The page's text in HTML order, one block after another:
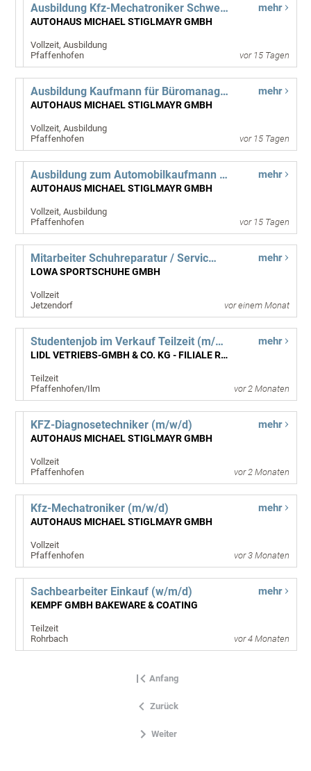
Ausbildung Kfz-Mechatroniker Schwerpunkt Karosserietechnik (m/w/d) Start 01.09.2027
AUTOHAUS MICHAEL STIGLMAYR GMBH
Vollzeit, Ausbildung
Pfaffenhofen
mehr
vor 15 Tagen
Ausbildung Kaufmann für Büromanagement (m/w/d) Start 01.09.2027
AUTOHAUS MICHAEL STIGLMAYR GMBH
Vollzeit, Ausbildung
Pfaffenhofen
mehr
vor 15 Tagen
Ausbildung zum Automobilkaufmann (m/w/d) - für Start 01.09.2027
AUTOHAUS MICHAEL STIGLMAYR GMBH
Vollzeit, Ausbildung
Pfaffenhofen
mehr
vor 15 Tagen
Mitarbeiter Schuhreparatur / Servicearbeiten / Neubesohlung (m/w/d)
LOWA SPORTSCHUHE GMBH
Vollzeit
Jetzendorf
mehr
vor einem Monat
Studentenjob im Verkauf Teilzeit (m/w/d)
LIDL VETRIEBS-GMBH & CO. KG - FILIALE RADLHÖFE 3, PFAFFENHOFEN/ILM
Teilzeit
Pfaffenhofen/Ilm
mehr
vor 2 Monaten
KFZ-Diagnosetechniker (m/w/d)
AUTOHAUS MICHAEL STIGLMAYR GMBH
Vollzeit
Pfaffenhofen
mehr
vor 2 Monaten
Kfz-Mechatroniker (m/w/d)
AUTOHAUS MICHAEL STIGLMAYR GMBH
Vollzeit
Pfaffenhofen
mehr
vor 3 Monaten
Sachbearbeiter Einkauf (w/m/d)
KEMPF GMBH BAKEWARE & COATING
Teilzeit
Rohrbach
mehr
vor 4 Monaten
Anfang
Zurück
Weiter